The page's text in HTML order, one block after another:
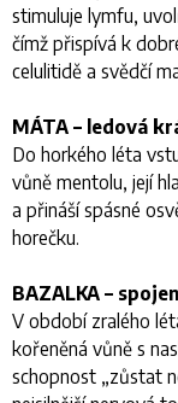
stimuluje lymfu,
čímž přispívá k
celulitidě a svědčí
MÁTA – ledová
Do horkého léta
vůně mentolu, její
a přináší spásné
horečku.
BAZALKA –
V období zralého
kořeněná vůně s
schopnost „zůstat